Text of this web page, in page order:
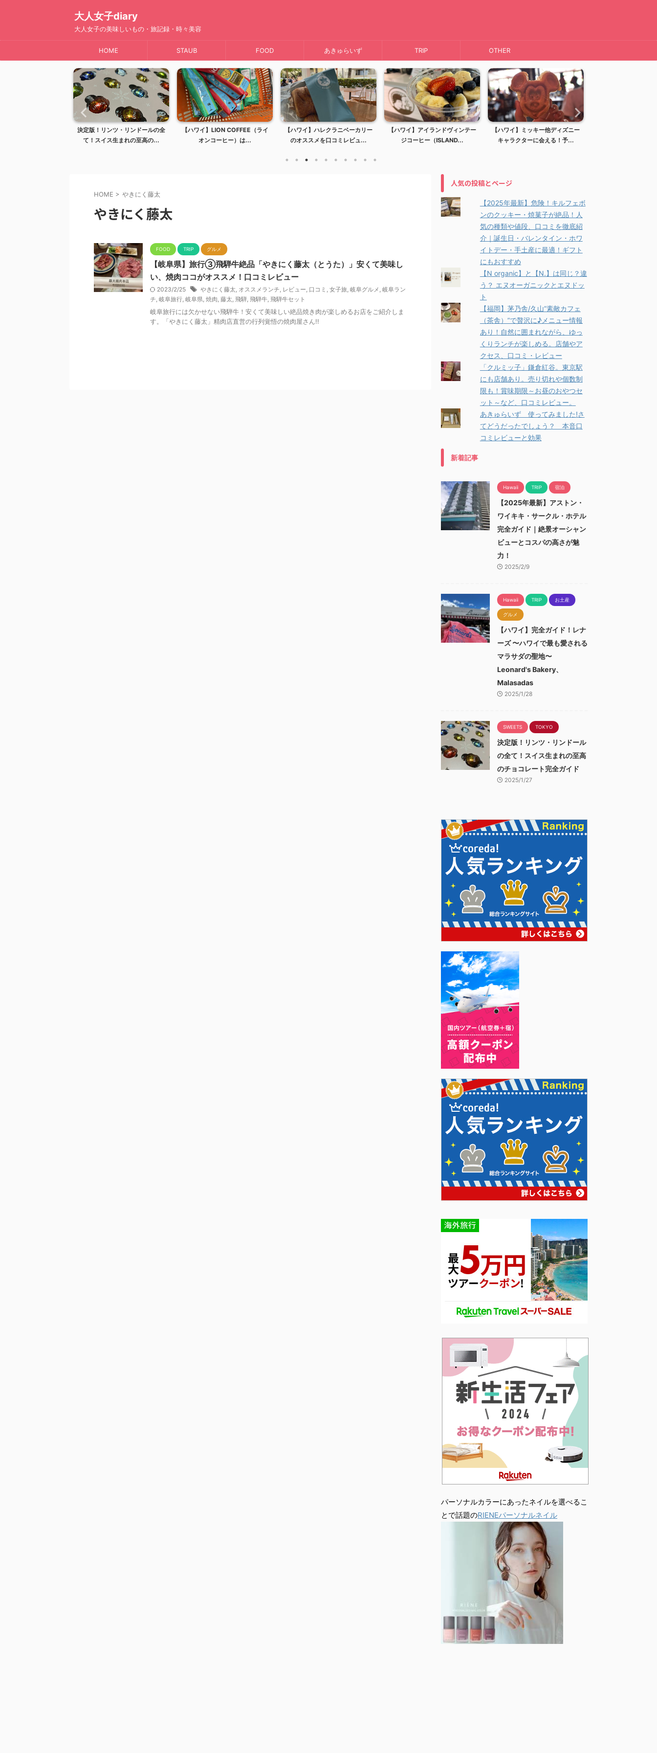
大人女子diary
大人女子の美味しいもの・旅記録・時々美容
HOME STAUB FOOD あきゅらいず TRIP OTHER
決定版！リンツ・リンドールの全
て！スイス生まれの至高の...
【ハワイ】LION COFFEE（ライ
オンコーヒー）は...
【ハワイ】ハレクラニベーカリー
のオススメを口コミレビュ...
【ハワイ】アイランドヴィンテー
ジコーヒー（ISLAND...
【ハワイ】ミッキー他ディズニー
キャラクターに会える！予...
HOME > やきにく藤太
やきにく藤太
FOOD TRIP グルメ
【岐阜県】旅行③飛騨牛絶品「やきにく藤太（とうた）」安くて美味し
い、焼肉ココがオススメ！口コミレビュー
2023/2/25 やきにく藤太 オススメランチ レビュー 口コミ 女子旅 岐阜グルメ 岐阜ラン
チ 岐阜旅行 岐阜県 焼肉 藤太 飛騨 飛騨牛 飛騨牛セット
岐阜旅行には欠かせない飛騨牛！安くて美味しい絶品焼き肉が楽しめるお店をご紹介しま
す。「やきにく藤太」精肉店直営の行列覚悟の焼肉屋さん!!
人気の投稿とページ
【2025年最新】危険！キルフェボ
ンのクッキー・焼菓子が絶品！人
気の種類や値段、口コミを徹底紹
介｜誕生日・バレンタイン・ホワ
イトデー・手土産に最適！ギフト
にもおすすめ
【N organic】と【N.】は同じ？違
う？ エヌオーガニックとエヌドッ
ト
【福岡】茅乃舎/久山”素敵カフェ
（茶舎）”で贅沢に♪メニュー情報
あり！自然に囲まれながら、ゆっ
くりランチが楽しめる。店舗やア
クセス、口コミ・レビュー
「クルミッ子」鎌倉紅谷。東京駅
にも店舗あり。売り切れや個数制
限も！賞味期限～お昼のおやつセ
ット～など、口コミレビュー。
あきゅらいず 使ってみました!さ
てどうだったでしょう？ 本音口
コミレビューと効果
新着記事
Hawaii TRIP 宿泊
【2025年最新】アストン・
ワイキキ・サークル・ホテル
完全ガイド｜絶景オーシャン
ビューとコスパの高さが魅
力！
2025/2/9
Hawaii TRIP お土産
グルメ
【ハワイ】完全ガイド！レナ
ーズ 〜ハワイで最も愛される
マラサダの聖地〜
Leonard's Bakery、
Malasadas
2025/1/28
SWEETS TOKYO
決定版！リンツ・リンドール
の全て！スイス生まれの至高
のチョコレート完全ガイド
2025/1/27
パーソナルカラーにあったネイルを選べるこ
とで話題のRIENEパーソナルネイル